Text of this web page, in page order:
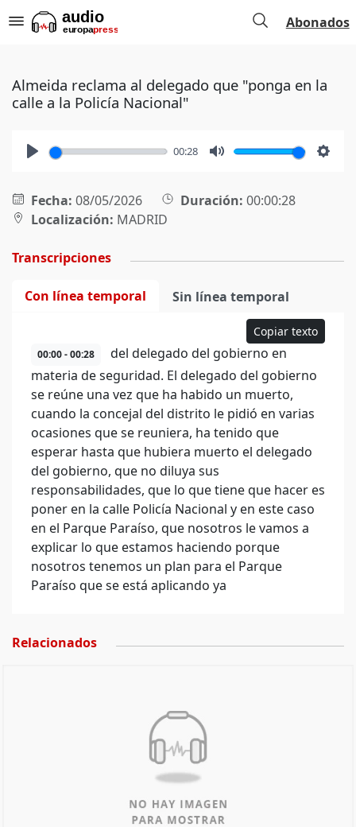
Abonados
Almeida reclama al delegado que "ponga en la
calle a la Policía Nacional"
00:28
Fecha: 08/05/2026 Duración: 00:00:28
Localización: MADRID
Transcripciones
Con línea temporal Sin línea temporal
Copiar texto
00:00 - 00:28
del delegado del gobierno en
materia de seguridad. El delegado del gobierno
se reúne una vez que ha habido un muerto,
cuando la concejal del distrito le pidió en varias
ocasiones que se reuniera, ha tenido que
esperar hasta que hubiera muerto el delegado
del gobierno, que no diluya sus
responsabilidades, que lo que tiene que hacer es
poner en la calle Policía Nacional y en este caso
en el Parque Paraíso, que nosotros le vamos a
explicar lo que estamos haciendo porque
nosotros tenemos un plan para el Parque
Paraíso que se está aplicando ya
Relacionados